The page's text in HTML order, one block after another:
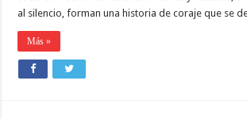
al silencio, forman una historia de coraje que se
Más »